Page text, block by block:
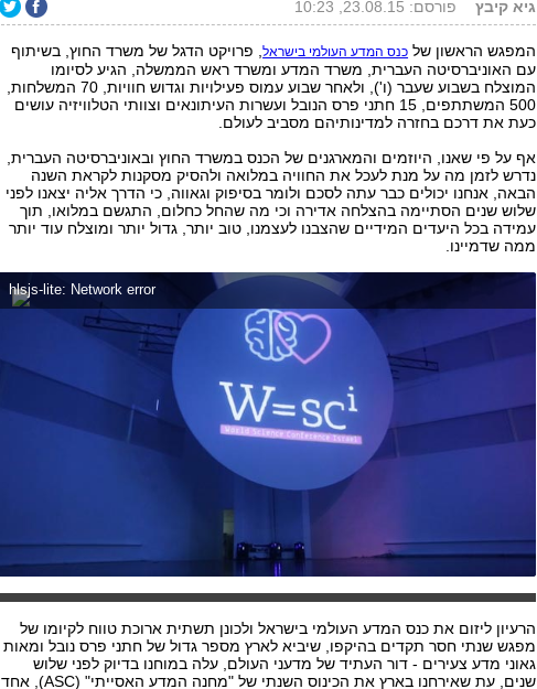
גיא קיבץ פורסם: 23.08.15, 10:23
המפגש הראשון של כנס המדע העולמי בישראל, פרויקט הדגל של משרד החוץ, בשיתוף
עם האוניברסיטה העברית, משרד המדע ומשרד ראש הממשלה, הגיע לסיומו
המוצלח בשבוע שעבר (ו'), ולאחר שבוע עמוס פעילויות וגדוש חוויות, 70 המשלחות,
500 המשתתפים, 15 חתני פרס הנובל ועשרות העיתונאים וצוותי הטלוויזיה עושים
כעת את דרכם בחזרה למדינותיהם מסביב לעולם.
אף על פי שאנו, היוזמים והמארגנים של הכנס במשרד החוץ ובאוניברסיטה העברית,
נדרש לזמן מה על מנת לעכל את החוויה במלואה ולהסיק מסקנות לקראת השנה
הבאה, אנחנו יכולים כבר עתה לסכם ולומר בסיפוק וגאווה, כי הדרך אליה יצאנו לפני
שלוש שנים הסתיימה בהצלחה אדירה וכי מה שהחל כחלום, התגשם במלואו, תוך
עמידה בכל היעדים המידיים שהצבנו לעצמנו, טוב יותר, גדול יותר ומוצלח עוד יותר
ממה שדמיינו.
hlsjs-lite: Network error
הרעיון ליזום את כנס המדע העולמי בישראל ולכונן תשתית ארוכת טווח לקיומו של
מפגש שנתי חסר תקדים בהיקפו, שיביא לארץ מספר גדול של חתני פרס נובל ומאות
גאוני מדע צעירים - דור העתיד של מדעני העולם, עלה במוחנו בדיוק לפני שלוש
שנים, עת שאירחנו בארץ את הכינוס השנתי של "מחנה המדע האסייתי" (ASC), אחד